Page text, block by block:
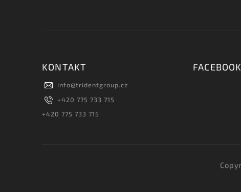
KONTAKT
info@tridentgroup.cz
+420 775 733 715
+420 775 733 715
FACEBOOK